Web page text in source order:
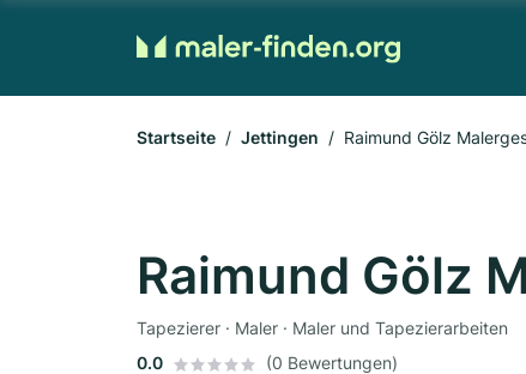
Startseite Jettingen Raimund Gölz
Raimund Gölz
Tapezierer · Maler · Maler und Tapezierarbeiten
0.0
(0 Bewertungen)